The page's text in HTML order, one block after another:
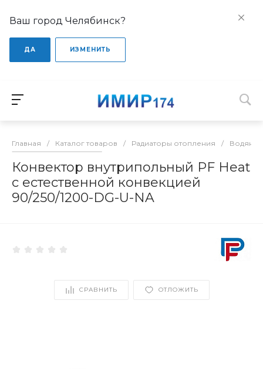
Ваш город Челябинск?
ДА ИЗМЕНИТЬ
Главная / Каталог товаров / Радиаторы отопления /
Конвектор внутрипольный PF Heat
с естественной конвекцией
90/250/1200-DG-U-NA
СРАВНИТЬ ОТЛОЖИТЬ